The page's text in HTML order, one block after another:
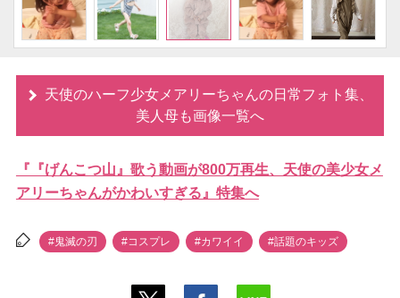
天使のハーフ少女メアリーちゃんの日常フォト集、
美人母も画像一覧へ
『『げんこつ山』歌う動画が800万再生、天使の美少女メ
アリーちゃんがかわいすぎる』特集へ
#鬼滅の刃 #コスプレ #カワイイ #話題のキッズ